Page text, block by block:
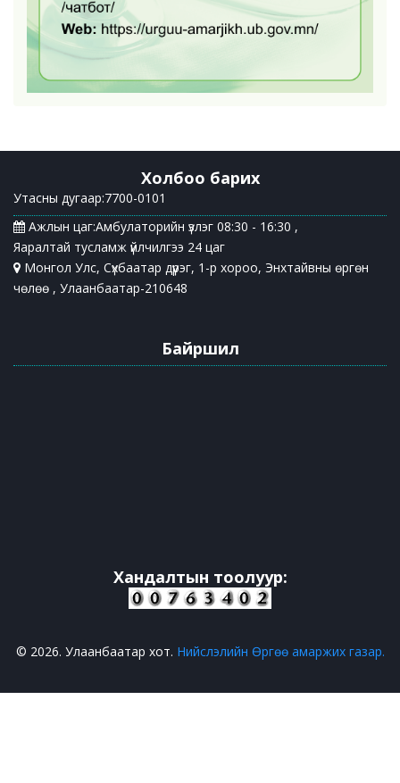
Холбоо барих
Утасны дугаар:7700-0101
Ажлын цаг:Амбулаторийн үзлэг 08:30 - 16:30 ,
Яаралтай тусламж үйлчилгээ 24 цаг
Монгол Улс, Сүхбаатар дүүрэг, 1-р хороо, Энхтайвны өргөн
чөлөө , Улаанбаатар-210648
Байршил
Хандалтын тоолуур:
© 2026. Улаанбаатар хот. Нийслэлийн Өргөө амаржих газар.